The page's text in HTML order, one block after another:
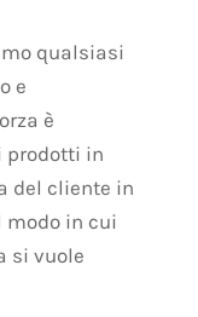
qualsiasi
e
è
prodotti in
del cliente in
modo in cui
si vuole